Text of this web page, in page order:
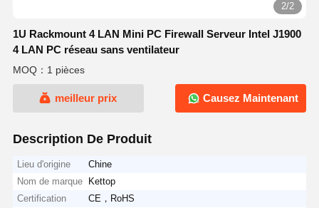
2/2
1U Rackmount 4 LAN Mini PC Firewall Serveur Intel J1900
4 LAN PC réseau sans ventilateur
MOQ：1 pièces
meilleur prix Causez Maintenant
Description De Produit
Lieu d'origine
Chine
Nom de marque
Kettop
Certification
CE，RoHS